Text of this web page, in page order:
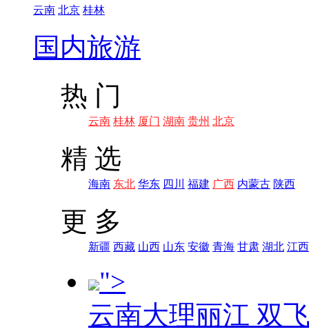
云南 北京 桂林
国内旅游
热 门
云南 桂林 厦门 湖南 贵州 北京
精 选
海南 东北 华东 四川 福建 广西 内蒙古 陕西
更 多
新疆 西藏 山西 山东 安徽 青海 甘肃 湖北 江西
">
云南大理丽江 双